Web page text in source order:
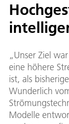
„Unser Ziel
eine höhere
ist, als
Wunderlich
Modelle